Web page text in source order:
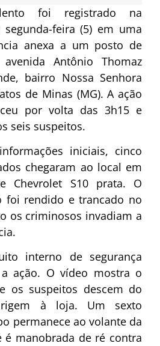
foi registrado na
segunda-feira (5) em uma
anexa a um posto de
Antônio Thomaz
bairro Nossa Senhora
de Minas (MG). A ação
por volta das 3h15 e
seis suspeitos.
iniciais, cinco
chegaram ao local em
Chevrolet S10 prata. O
foi rendido e trancado no
os criminosos invadiam a
interno de segurança
ação. O vídeo mostra o
os suspeitos descem do
à loja. Um sexto
permanece ao volante da
é manobrada de ré contra